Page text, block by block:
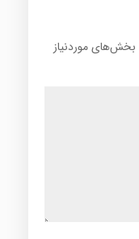
بخش‌های موردنیاز